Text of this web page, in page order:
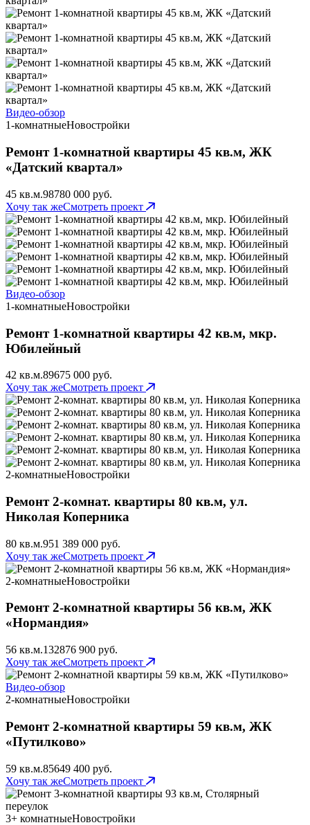
Видео-обзор
1-комнатныеНовостройки
Ремонт 1-комнатной квартиры 45 кв.м, ЖК
«Датский квартал»
45 кв.м.98780 000 руб.
Хочу так жеСмотреть проект
Видео-обзор
1-комнатныеНовостройки
Ремонт 1-комнатной квартиры 42 кв.м, мкр.
Юбилейный
42 кв.м.89675 000 руб.
Хочу так жеСмотреть проект
2-комнатныеНовостройки
Ремонт 2-комнат. квартиры 80 кв.м, ул.
Николая Коперника
80 кв.м.951 389 000 руб.
Хочу так жеСмотреть проект
2-комнатныеНовостройки
Ремонт 2-комнатной квартиры 56 кв.м, ЖК
«Нормандия»
56 кв.м.132876 900 руб.
Хочу так жеСмотреть проект
Видео-обзор
2-комнатныеНовостройки
Ремонт 2-комнатной квартиры 59 кв.м, ЖК
«Путилково»
59 кв.м.85649 400 руб.
Хочу так жеСмотреть проект
3+ комнатныеНовостройки